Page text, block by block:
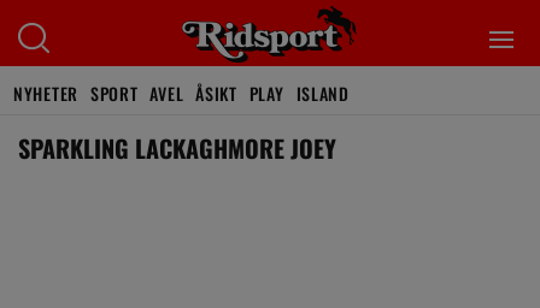
NYHETER SPORT AVEL ÅSIKT PLAY ISLAND
SPARKLING LACKAGHMORE JOEY